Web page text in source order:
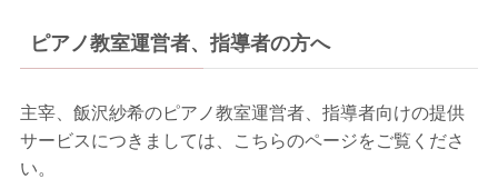
ピアノ教室運営者、指導者の方へ
主宰、飯沢紗希のピアノ教室運営者、指導者向けの提供
サービスにつきましては、こちらのページをご覧くださ
い。